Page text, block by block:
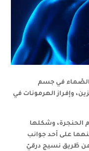
في جسم
وإفراز الهرمونات في
الحنجرة، وشكلها
على أحد جوانب
طَريق نسيجٍ درقيّ